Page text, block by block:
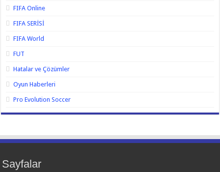
FIFA Online
FIFA SERİSİ
FIFA World
FUT
Hatalar ve Çözümler
Oyun Haberleri
Pro Evolution Soccer
Sayfalar